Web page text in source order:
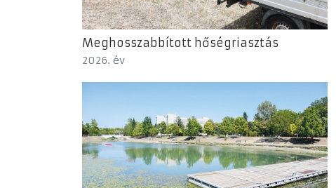
Meghosszabbított hőségriasztás
2026. év